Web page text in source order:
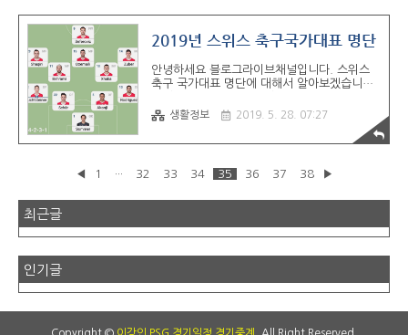
벨라(LA FC) ​ 미드필더 조나탄 도스 산토스(LA
갤럭시) 마르코 파비안(프랑크푸르트) 에릭 구
티에레스(파추카) 라파엘 마르케스(아틀라스)
스 산토스(LA 갤럭시) 엑토르 에레라(FC 포르
투) 헤수스 몰리나(몬테레이) 수비수 에드손 알
스 라구나) 휴고 아얄라(티그레스 UANL) 헤수
2019년 스위스 축구국가대표 명단
안녕하세요 블로그라이브채널입니다. 스위스
축구 국가대표 명단에 대해서 알아보겠습니다.
페로비치 (독일 아인트라흐트 프랑크푸르트)
샤니 타라샤이 (잉글랜드 에버턴) 아드미르 메
흐메디 (독일 레버쿠젠) 에렌 데르디요크 (터키
마인츠) 그라니트 자카 (잉글랜드 아스널) 발론
베흐라미 (이탈리아 우디네세 칼초) 데니스 자
리 (잉글랜드 스토크 시티) ​ 수비수 슈테판 리
생활정보 2019. 5. 28. 07:27
◀ 1 ··· 32 33 34 35 36 37 38 ▶
최근글
인기글
Copyright © 이강인 PSG 경기일정 경기중계 . All Right Reserved.